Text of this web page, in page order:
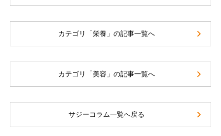
カテゴリ「栄養」の記事一覧へ
カテゴリ「美容」の記事一覧へ
サジーコラム一覧へ戻る